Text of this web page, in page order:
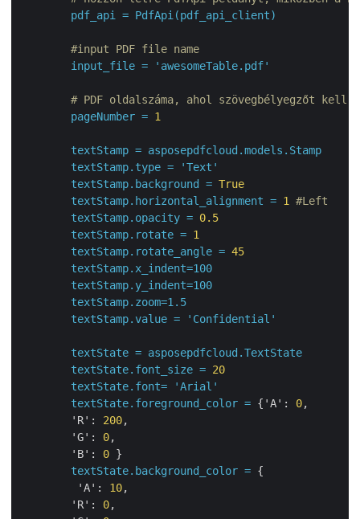
pdf_api
= PdfApi(pdf_api_client)
#input PDF file name
input_file = 'awesomeTable.pdf'
# PDF oldalszáma, ahol szövegbélyegzőt kell
pageNumber = 1
textStamp = asposepdfcloud.models.Stamp
textStamp.type =
'Text'
textStamp.background = True
textStamp.horizontal_alignment = 1
#Left
textStamp.opacity = 0.5
textStamp.rotate = 1
textStamp.rotate_angle = 45
textStamp.x_indent=100
textStamp.y_indent=100
textStamp.zoom=1.5
textStamp.value = 'Confidential'
textState = asposepdfcloud.TextState
textState.font_size = 20
textState.font=
'Arial'
textState.foreground_color = { 'A': 0,
'R':
200,
'G':
0,
'B':
0 }
textState.background_color = {
'A':
10,
'R':
0,